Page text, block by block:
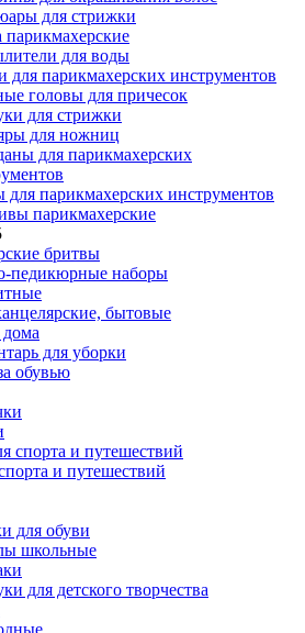
для стрижки
парикмахерские
для воды
для парикмахерских инструментов
головы для причесок
для стрижки
для ножниц
для парикмахерских
для парикмахерских инструментов
парикмахерские
бритвы
педикюрные наборы
бытовые
для уборки
обувью
и путешествий
для обуви
школьные
для детского творчества